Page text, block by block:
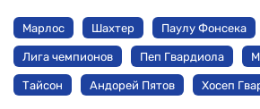
Марлос Шахтер Паулу Фонсека
Лига чемпионов Пеп Гвардиола
Тайсон Андорей Пятов Хосеп